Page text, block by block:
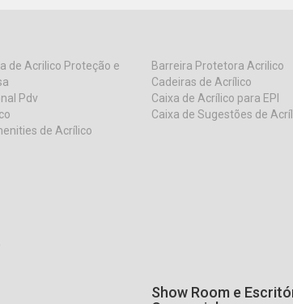
de Acrilico Proteção e
Pdv
de Acrílico
Barreira Protetora Acrilico
Cadeiras de Acrílico
Caixa de Acrílico para EPI
Caixa de Sugestões de
Show Room e